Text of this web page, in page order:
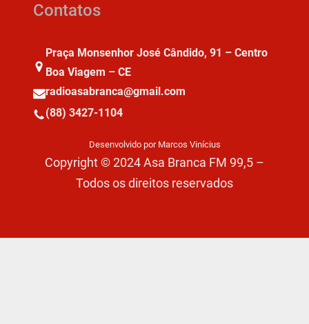
Contatos
Praça Monsenhor José Cândido, 91 – Centro
Boa Viagem – CE
radioasabranca@gmail.com
(88) 3427-1104
Desenvolvido por Marcos Vinícius
Copyright © 2024 Asa Branca FM 99,5 –
Todos os direitos reservados